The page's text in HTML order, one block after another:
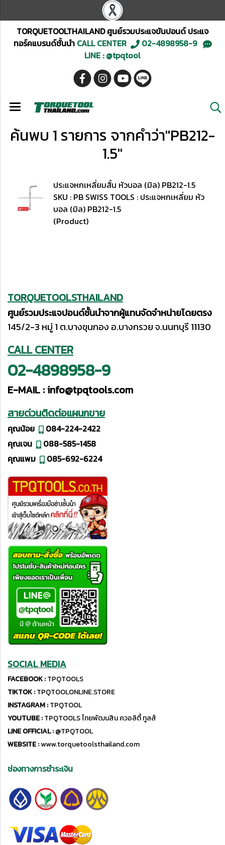
TORQUETOOLTHAILAND ศูนย์รวมประแจขันปอนด์ ประแจ
ทอร์คแบรนด์ชั้นนำCALL CENTER
02-4898958-9
LINE : @tpqtool
ค้นพบ 1 รายการ จากคำว่า"PB212-
1.5"
ประแจหกเหลี่ยมสั้น หัวบอล (มิล) PB212-1.5
SKU : PB SWISS TOOLS : ประแจหกเหลี่ยม หัว
บอล (มิล) PB212-1.5
(Product)
TORQUETOOLSTHAILAND
ศูนย์รวมประแจปอนด์ชั้นนำจากผู้แทนจัดจำหน่ายโดยตรง
145/2-3 หมู่ 1 ต.บางขุนกอง อ.บางกรวย จ.นนทบุรี 11130
CALL CENTER
02-4898958-9
E-MAIL :info@tpqtools.com
สายด่วนติดต่อแผนกขาย
คุณน้อย
084-224-2422
คุณเจน
088-585-1458
คุณแพม
085-692-6224
SOCIAL MEDIA
FACEBOOK :TPQTOOLS
TIKTOK :TPQTOOLONLINE.STORE
INSTAGRAM :TPQTOOL
YOUTUBE :TPQTOOLS ไทยพัฒนสิน ควอลิตี้ ทูลส์
LINE OFFICIAL :@TPQTOOL
WEBSITE :www.torquetoolsthailand.com
ช่องทางการชำระเงิน